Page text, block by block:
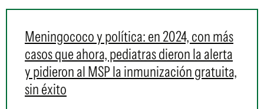
Meningococo y política: en 2024, con más
casos que ahora, pediatras dieron la alerta
y pidieron al MSP la inmunización gratuita,
sin éxito